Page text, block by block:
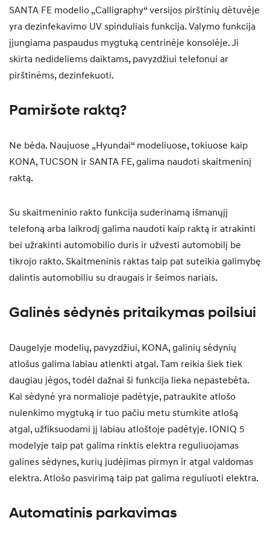
SANTA FE modelio „Calligraphy“ versijos pirštinių dėtuvėje
yra dezinfekavimo UV spinduliais funkcija. Valymo funkcija
įjungiama paspaudus mygtuką centrinėje konsolėje. Ji
skirta nedideliems daiktams, pavyzdžiui telefonui ar
pirštinėms, dezinfekuoti.
Pamiršote raktą?
Ne bėda. Naujuose „Hyundai“ modeliuose, tokiuose kaip
KONA, TUCSON ir SANTA FE, galima naudoti skaitmeninį
raktą.
Su skaitmeninio rakto funkcija suderinamą išmanųjį
telefoną arba laikrodį galima naudoti kaip raktą ir atrakinti
bei užrakinti automobilio duris ir užvesti automobilį be
tikrojo rakto. Skaitmeninis raktas taip pat suteikia galimybę
dalintis automobiliu su draugais ir šeimos nariais.
Galinės sėdynės pritaikymas poilsiui
Daugelyje modelių, pavyzdžiui, KONA, galinių sėdynių
atlošus galima labiau atlenkti atgal. Tam reikia šiek tiek
daugiau jėgos, todėl dažnai ši funkcija lieka nepastebėta.
Kai sėdynė yra normalioje padėtyje, patraukite atlošo
nulenkimo mygtuką ir tuo pačiu metu stumkite atlošą
atgal, užfiksuodami jį labiau atloštoje padėtyje. IONIQ 5
modelyje taip pat galima rinktis elektra reguliuojamas
galines sėdynes, kurių judėjimas pirmyn ir atgal valdomas
elektra. Atlošo pasvirimą taip pat galima reguliuoti elektra.
Automatinis parkavimas